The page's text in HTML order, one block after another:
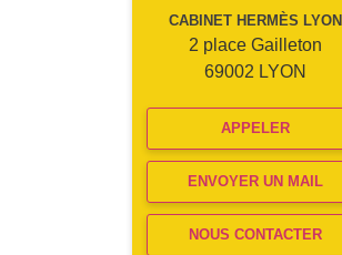
CABINET HERMÈS LYON
2 place Gailleton
69002 LYON
APPELER
ENVOYER UN MAIL
NOUS CONTACTER